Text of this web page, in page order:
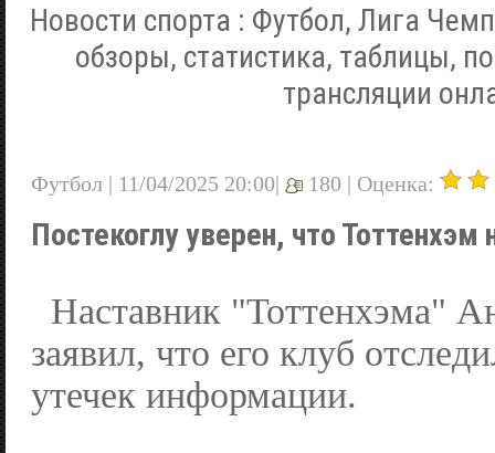
Новости спорта : Футбол, Лига
обзоры, статистика, таблицы,
трансляции
Футбол | 11/04/2025 20:00| 180 | Оценка:
Постекоглу уверен, что
Наставник "Тоттенхэма"
заявил, что его клуб
утечек информации.